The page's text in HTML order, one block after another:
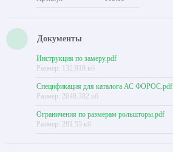
Документы
Инструкция по замеру.pdf
Размер: 132.918 кб
Спецификация для каталога АС ФОРОС.pdf
Размер: 2648.382 кб
Ограничения по размерам рольшторы.pdf
Размер: 281.55 кб